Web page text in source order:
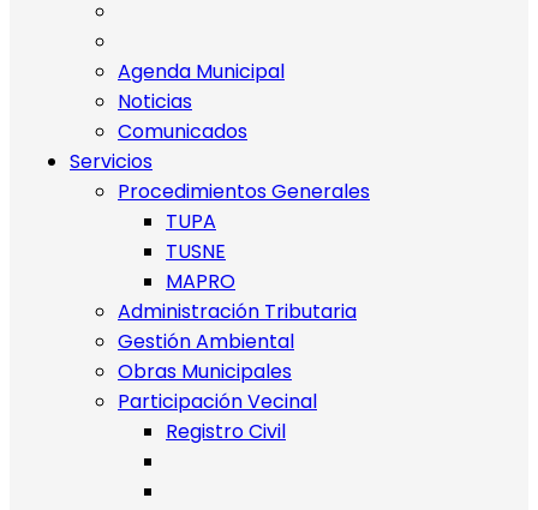
Agenda Municipal
Noticias
Comunicados
Servicios
Procedimientos Generales
TUPA
TUSNE
MAPRO
Administración Tributaria
Gestión Ambiental
Obras Municipales
Participación Vecinal
Registro Civil